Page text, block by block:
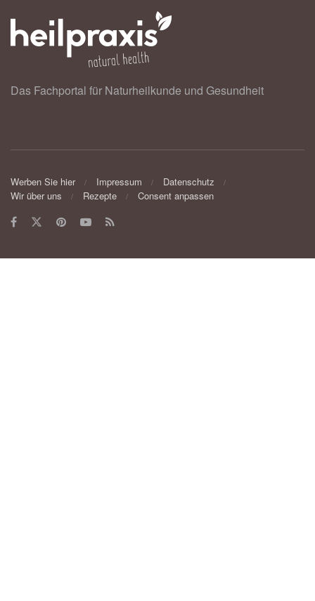
Das Fachportal für Naturheilkunde und Gesundheit
Werben Sie hier Impressum
Datenschutz
Wir über uns
Rezepte Consent anpassen